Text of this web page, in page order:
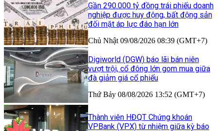
Gần 290.000 tỷ đồng trái phiếu doanh
nghiệp được huy động, bất động sản
đối mặt áp lực đáo hạn lớn
Chủ Nhật 09/08/2026 08:39 (GMT+7)
Digiworld (DGW) báo lãi bán niên
vượt trội, cổ đông lớn gom mua giữa
đà giảm giá cổ phiếu
Thứ Bảy 08/08/2026 13:52 (GMT+7)
Thành viên HĐQT Chứng khoán
VPBank (VPX) từ nhiệm giữa kỳ báo